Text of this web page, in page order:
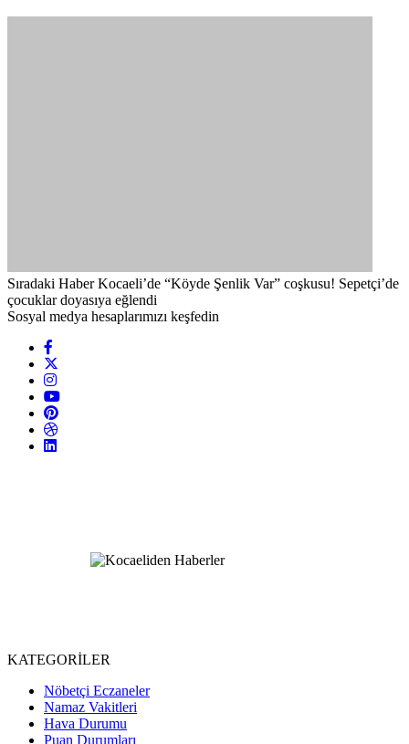
Sıradaki Haber Kocaeli’de “Köyde Şenlik Var” coşkusu! Sepetçi’de
çocuklar doyasıya eğlendi
Sosyal medya hesaplarımızı keşfedin
KATEGORİLER
Nöbetçi Eczaneler
Namaz Vakitleri
Hava Durumu
Puan Durumları